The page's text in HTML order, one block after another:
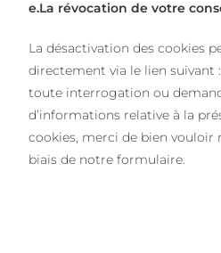
e.La révocation de votre
La désactivation des cookies
directement via le lien suivant
toute interrogation ou
d’informations relative à la
cookies, merci de bien vouloir
biais de notre formulaire.